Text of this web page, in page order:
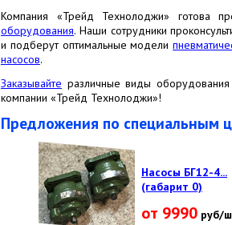
Компания «Трейд Технолоджи» готова
оборудования. Наши сотрудники
и подберут оптимальные модели
насосов.
Заказывайте различные виды
компании «Трейд Технолоджи»!
Предложения по специальным
Насосы БГ12-4...
(габарит 0)
от 9990 руб/